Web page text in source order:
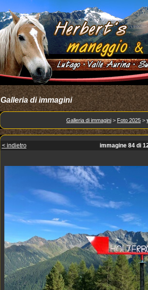
Galleria di immagini
Galleria di immagini > Foto 2025 >
< indietro immagine 84 di